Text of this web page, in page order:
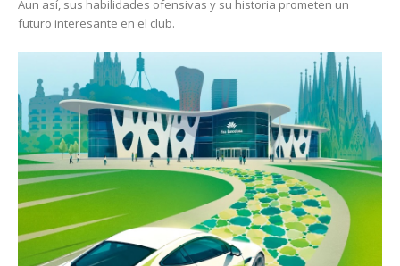
Aun así, sus habilidades ofensivas y su historia prometen un
futuro interesante en el club.